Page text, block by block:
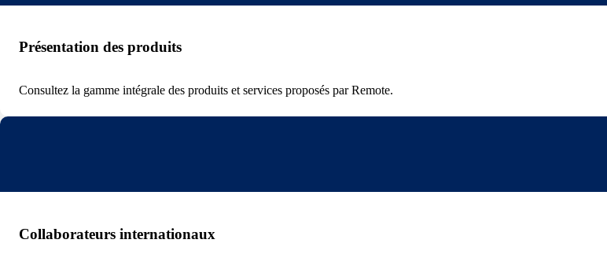
Présentation des produits
Consultez la gamme intégrale des produits et services proposés par Remote.
Collaborateurs internationaux